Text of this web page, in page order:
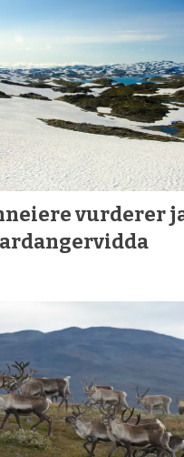
vurderer